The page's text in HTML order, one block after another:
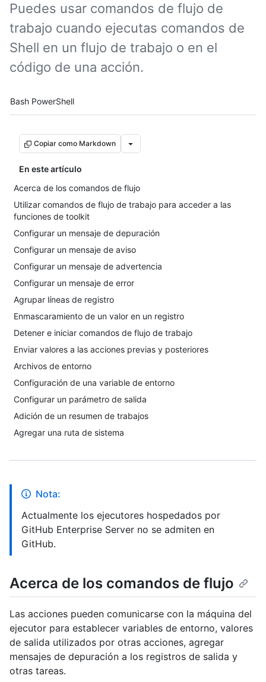
Puedes usar comandos de flujo de
trabajo cuando ejecutas comandos de
Shell en un flujo de trabajo o en el
código de una acción.
Tool navigation
Bash PowerShell
Copiar como Markdown
En este artículo
Acerca de los comandos de flujo
Utilizar comandos de flujo de trabajo para acceder a las
funciones de toolkit
Configurar un mensaje de depuración
Configurar un mensaje de aviso
Configurar un mensaje de advertencia
Configurar un mensaje de error
Agrupar líneas de registro
Enmascaramiento de un valor en un registro
Detener e iniciar comandos de flujo de trabajo
Enviar valores a las acciones previas y posteriores
Archivos de entorno
Configuración de una variable de entorno
Configurar un parámetro de salida
Adición de un resumen de trabajos
Agregar una ruta de sistema
Nota:
Actualmente los ejecutores hospedados por
GitHub Enterprise Server no se admiten en
GitHub.
Acerca de los comandos de flujo
Las acciones pueden comunicarse con la máquina del
ejecutor para establecer variables de entorno, valores
de salida utilizados por otras acciones, agregar
mensajes de depuración a los registros de salida y
otras tareas.